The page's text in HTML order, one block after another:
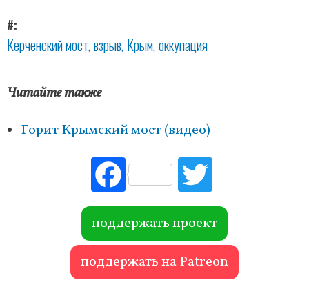
#
Керченский мост взрыв Крым оккупация
Читайте также
Горит Крымский мост (видео)
Fac
ebo
ok r
поддержать проект
поддержать на Patreon